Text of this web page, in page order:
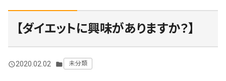
【ダイエットに興味がありますか？】
query_builder2020.02.02 folder 未分類